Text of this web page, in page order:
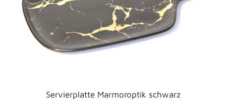
Servierplatte Marmoroptik schwarz